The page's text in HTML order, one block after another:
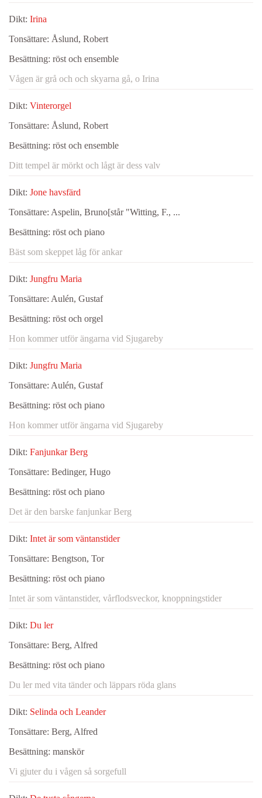
Dikt: Irina
Tonsättare: Åslund, Robert
Besättning: röst och ensemble
Vågen är grå och och skyarna gå, o Irina
Dikt: Vinterorgel
Tonsättare: Åslund, Robert
Besättning: röst och ensemble
Ditt tempel är mörkt och lågt är dess valv
Dikt: Jone havsfärd
Tonsättare: Aspelin, Bruno[står "Witting, F., ...
Besättning: röst och piano
Bäst som skeppet låg för ankar
Dikt: Jungfru Maria
Tonsättare: Aulén, Gustaf
Besättning: röst och orgel
Hon kommer utför ängarna vid Sjugareby
Dikt: Jungfru Maria
Tonsättare: Aulén, Gustaf
Besättning: röst och piano
Hon kommer utför ängarna vid Sjugareby
Dikt: Fanjunkar Berg
Tonsättare: Bedinger, Hugo
Besättning: röst och piano
Det är den barske fanjunkar Berg
Dikt: Intet är som väntanstider
Tonsättare: Bengtson, Tor
Besättning: röst och piano
Intet är som väntanstider, vårflodsveckor, knoppningstider
Dikt: Du ler
Tonsättare: Berg, Alfred
Besättning: röst och piano
Du ler med vita tänder och läppars röda glans
Dikt: Selinda och Leander
Tonsättare: Berg, Alfred
Besättning: manskör
Vi gjuter du i vågen så sorgefull